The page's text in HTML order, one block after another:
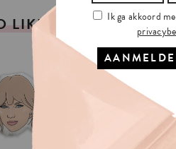
LIKED Ik ga akkoord